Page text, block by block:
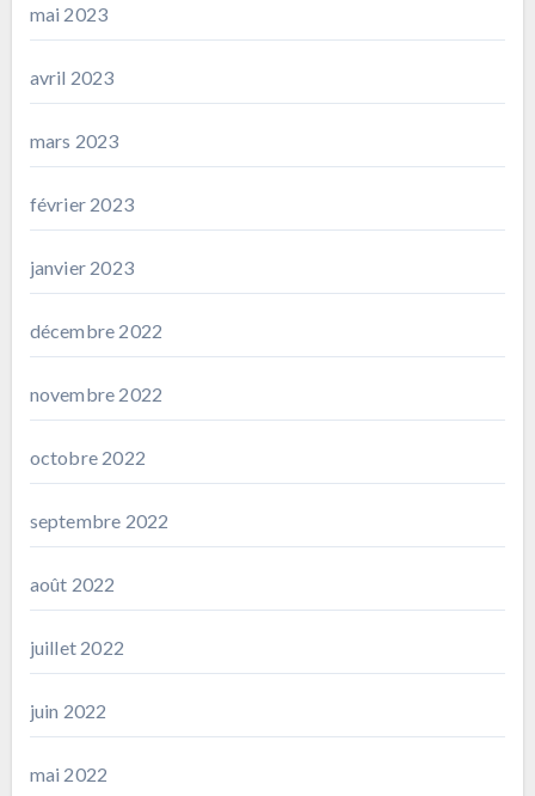
mai 2023
avril 2023
mars 2023
février 2023
janvier 2023
décembre 2022
novembre 2022
octobre 2022
septembre 2022
août 2022
juillet 2022
juin 2022
mai 2022